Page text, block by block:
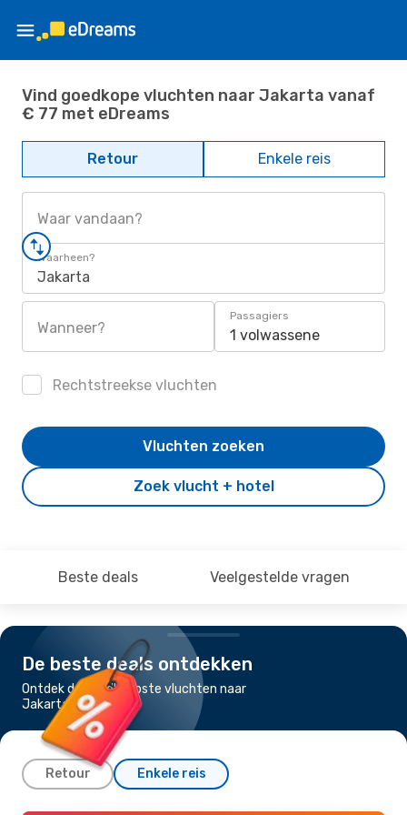
Vind goedkope vluchten naar Jakarta vanaf
€ 77 met eDreams
Retour Enkele reis
Waar vandaan?
Waarheen?
Jakarta
Wanneer?
Passagiers
1 volwassene
Rechtstreekse vluchten
Zoek vlucht + hotel
Vluchten zoeken
Beste deals Veelgestelde vragen
De beste deals ontdekken
Ontdek de goedkoopste vluchten naar
Jakarta
Retour Enkele reis